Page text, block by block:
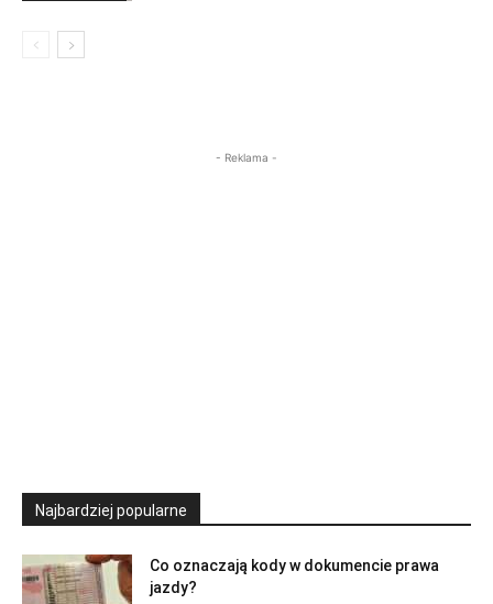
- Reklama -
Najbardziej popularne
Co oznaczają kody w dokumencie prawa
jazdy?